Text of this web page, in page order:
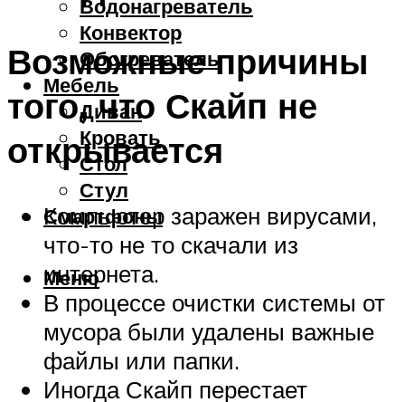
Водонагреватель
Конвектор
Обогреватель
Мебель
Диван
Кровать
Стол
Стул
Смартфоны
Меню
Возможные причины
того, что Скайп не
открывается
Компьютер заражен вирусами,
что-то не то скачали из
интернета.
В процессе очистки системы от
мусора были удалены важные
файлы или папки.
Иногда Скайп перестает